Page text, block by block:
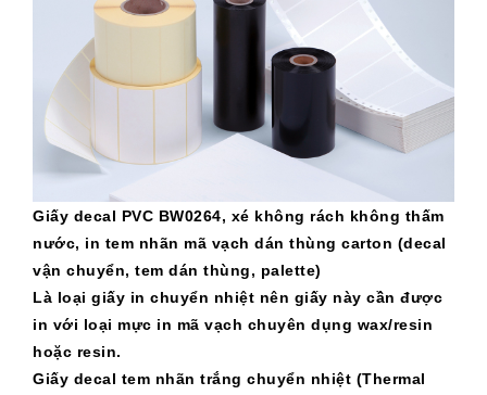
Giấy decal PVC BW0264, xé không rách không thấm
nước, in tem nhãn mã vạch dán thùng carton (decal
vận chuyển, tem dán thùng, palette)
Là loại giấy in chuyển nhiệt nên giấy này cần được
in với loại mực in mã vạch chuyên dụng wax/resin
hoặc resin.
Giấy decal tem nhãn trắng chuyển nhiệt (Thermal